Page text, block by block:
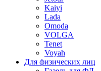
Kaiyi
Lada
Omoda
VOLGA
Tenet
Voyah
Для физических лиц